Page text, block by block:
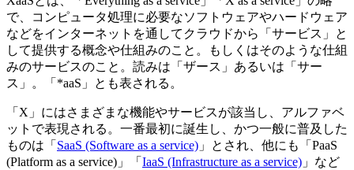
で、コンピュータ処理に必要なソフトウェアやハードウェア
などをインターネットを通してクラウドから「サービス」と
して提供する概念や仕組みのこと。もしくはそのような仕組
みのサービスのこと。読みは「ザース」あるいは「サー
ス」。「*aaS」とも表される。
「X」にはさまざまな機能やサービスが該当し、アルファベ
ットで表現される。一番最初に誕生し、かつ一般に普及した
ものは「 SaaS (Software as a service) 」とされ、他にも「PaaS
(Platform as a service)」「 IaaS (Infrastructure as a service) 」など